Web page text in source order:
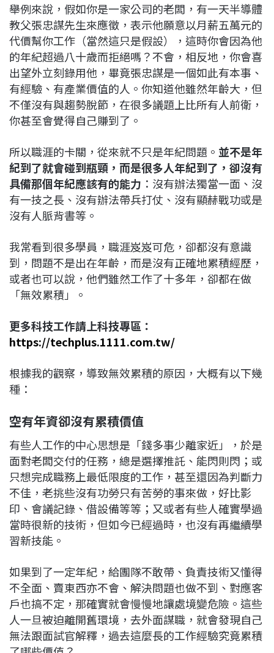
舉例來說，假如你是一家公司的老闆，有一天半導體
教父張忠謀先生來應徵，表示他願意以月薪五萬元的
代價幫你工作（當然這只是假設），這時你會因為他
的年紀超過八十歲而拒絕嗎？不會，相反地，你會喜
出望外立刻錄用他，畢竟張忠謀是一個如此有本事、
有經驗、有產業價值的人。你知道他雖然年齡大，但
不僅沒有與趨勢脫節，在很多議題上比所有人前衛，
你甚至會覺得自己賺到了。
所以職涯的卡關，從來就不只是年紀問題。 並不是年
紀到了就會碰到瓶頸，而是很多人年紀到了，卻沒有
具備那個年紀應該有的能力 ：沒有辦法獨當一面、沒
有一技之長、沒有辦法帶兵打仗、沒有顯赫戰功或是
沒有人脈背書等。
我常看到很多學員，職涯岌岌可危，卻都沒有意識
到，問題不是出在年齡，而是沒有正確地累積經歷，
或者也可以說，他們雖然工作了十多年，卻都在做
「無效累積」。
更多科技工作請上科技專區：
https://techplus.1111.com.tw/
根據我的觀察，導致無效累積的原因，大概有以下幾
種：
空有年資卻沒有累積價值
有些人工作的中心思想是「錢多事少離家近」，於是
面對老闆交付的任務，總是選擇推託、能閃則閃；或
只想完成職務上最低限度的工作，甚至還因為判斷力
不佳，老挑些沒有功勞只有苦勞的事來做，好比影
印、會議記錄、借設備等等；又或者有些人確實學過
當時很新的技術，但如今已經過時，也沒有再繼續學
習新技能。
如果到了一定年紀，給團隊不敢帶、負責技術又懂得
不全面、賣東西亦不會、解決問題也做不到、對應客
戶也搞不定，那確實就會慢慢地讓處境變危險。這些
人一旦被迫離開舊環境，去外面謀職，就會發現自己
無法跟面試官解釋，過去這麼長的工作經驗究竟累積